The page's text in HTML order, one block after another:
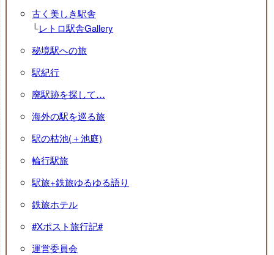
古く美しき駅舎
└レトロ駅舎Gallery
秘境駅への旅
駅紀行
廃駅跡を探して…
海外の駅を巡る旅
駅の枯池(＋池庭)
輪行駅旅
駅旅+鉄旅ゆるゆる語り
鉄旅ホテル
#Xポスト旅行記#
運営委員会